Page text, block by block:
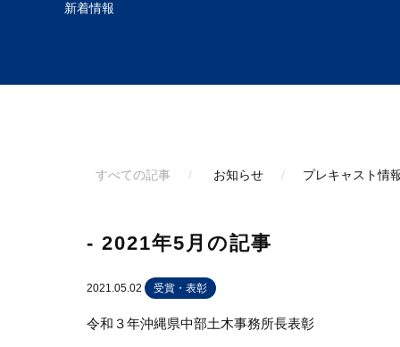
新着情報
すべての記事 お知らせ プレキャスト情
- 2021年5月の記事
2021.05.02 受賞・表彰
令和３年沖縄県中部土木事務所長表彰